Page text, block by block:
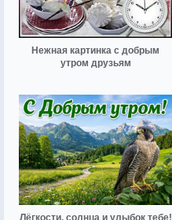
Нежная картинка с добрым
утром друзьям
Лёгкости, солнца и улыбок тебе!